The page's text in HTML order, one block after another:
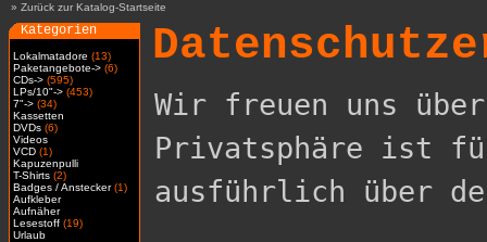
» Zurück zur Katalog-Startseite
Kategorien
Lokalmatadore (13)
Paketangebote-> (6)
CDs-> (595)
LPs/10"-> (453)
7"-> (34)
Kassetten
DVDs (6)
Videos
VCD (1)
Kapuzenpulli
T-Shirts (2)
Badges / Anstecker(1)
Aufkleber
Aufnäher
Lesestoff (19)
Urlaub
Wir freuen uns
Privatsphäre ist
ausführlich über